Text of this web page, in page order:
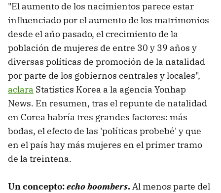
"El aumento de los nacimientos parece estar
influenciado por el aumento de los matrimonios
desde el año pasado, el crecimiento de la
población de mujeres de entre 30 y 39 años y
diversas políticas de promoción de la natalidad
por parte de los gobiernos centrales y locales",
aclara Statistics Korea a la agencia Yonhap
News. En resumen, tras el repunte de natalidad
en Corea habría tres grandes factores: más
bodas, el efecto de las 'políticas probebé' y que
en el país hay más mujeres en el primer tramo
de la treintena.
Un concepto:echo boombers.Al menos parte del